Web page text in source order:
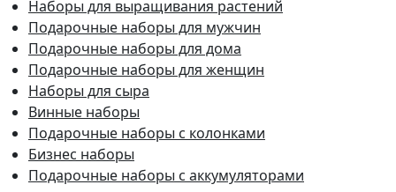
Наборы для выращивания растений
Подарочные наборы для мужчин
Подарочные наборы для дома
Подарочные наборы для женщин
Наборы для сыра
Винные наборы
Подарочные наборы с колонками
Бизнес наборы
Подарочные наборы с аккумуляторами